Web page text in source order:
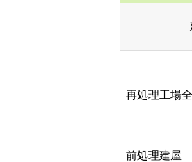
再処理工場
前処理建屋